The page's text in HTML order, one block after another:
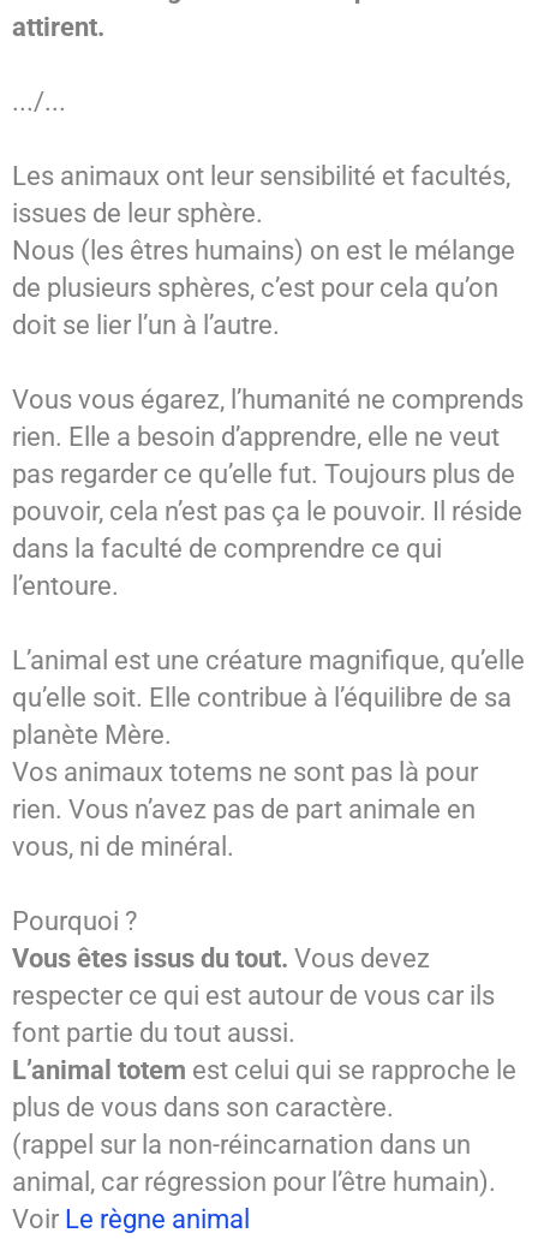
attirent.
.../...
Les animaux ont leur sensibilité et facultés,
issues de leur sphère.
Nous (les êtres humains) on est le mélange
de plusieurs sphères, c’est pour cela qu’on
doit se lier l’un à l’autre.
Vous vous égarez, l’humanité ne comprends
rien. Elle a besoin d’apprendre, elle ne veut
pas regarder ce qu’elle fut. Toujours plus de
pouvoir, cela n’est pas ça le pouvoir. Il réside
dans la faculté de comprendre ce qui
l’entoure.
L’animal est une créature magnifique, qu’elle
qu’elle soit. Elle contribue à l’équilibre de sa
planète Mère.
Vos animaux totems ne sont pas là pour
rien. Vous n’avez pas de part animale en
vous, ni de minéral.
Pourquoi ?
Vous êtes issus du tout. Vous devez
respecter ce qui est autour de vous car ils
font partie du tout aussi.
L’animal totem est celui qui se rapproche le
plus de vous dans son caractère.
(rappel sur la non-réincarnation dans un
animal, car régression pour l’être humain).
Voir Le règne animal